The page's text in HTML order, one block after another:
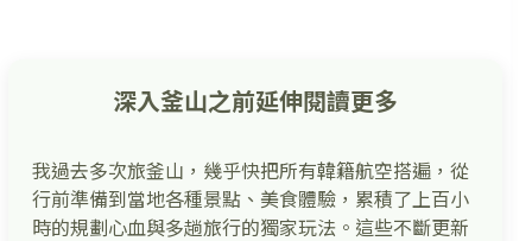
深入釜山之前延伸閱讀更多
我過去多次旅釜山，幾乎快把所有韓籍航空搭遍，從
行前準備到當地各種景點、美食體驗，累積了上百小
時的規劃心血與多趟旅行的獨家玩法。這些不斷更新